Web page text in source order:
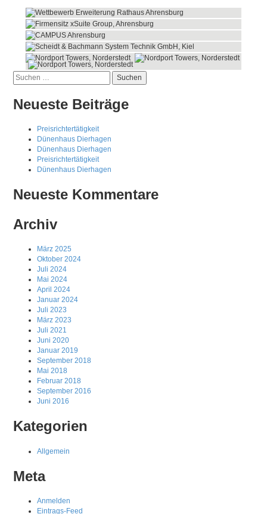
Suchen
nach:
Neueste Beiträge
Preisrichtertätigkeit
Dünenhaus Dierhagen
Dünenhaus Dierhagen
Preisrichtertätigkeit
Dünenhaus Dierhagen
Neueste Kommentare
Archiv
März 2025
Oktober 2024
Juli 2024
Mai 2024
April 2024
Januar 2024
Juli 2023
März 2023
Juli 2021
Juni 2020
Januar 2019
September 2018
Mai 2018
Februar 2018
September 2016
Juni 2016
Kategorien
Allgemein
Meta
Anmelden
Eintrags-Feed